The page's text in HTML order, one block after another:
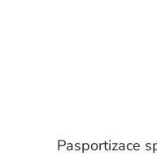
Pasportizace